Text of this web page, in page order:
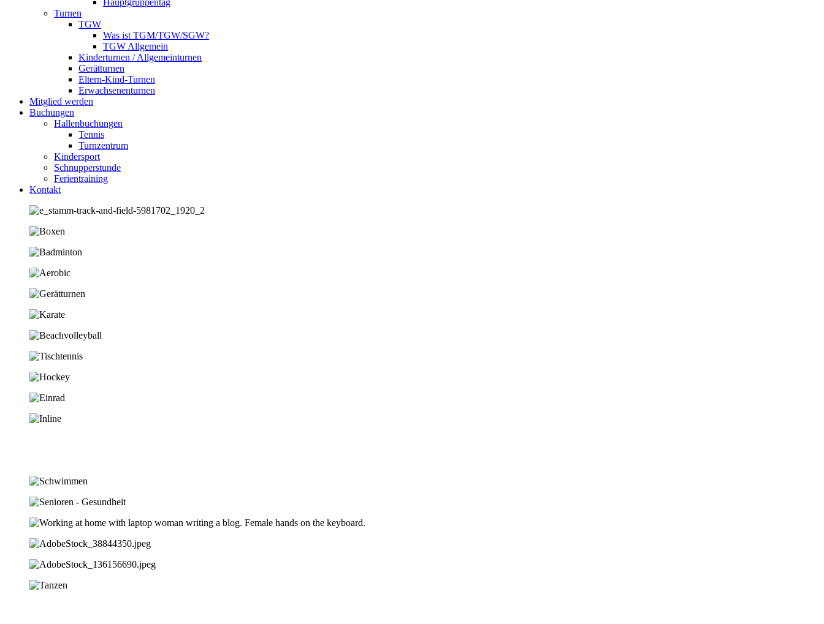
Hauptgruppentag
Turnen
TGW
Was ist TGM/TGW/SGW?
TGW Allgemein
Kinderturnen / Allgemeinturnen
Gerätturnen
Eltern-Kind-Turnen
Erwachsenenturnen
Mitglied werden
Buchungen
Hallenbuchungen
Tennis
Turnzentrum
Kindersport
Schnupperstunde
Ferientraining
Kontakt